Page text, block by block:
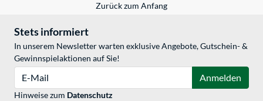
Zurück zum Anfang
Stets informiert
In unserem Newsletter warten exklusive Angebote, Gutschein- &
Gewinnspielaktionen auf Sie!
Anmelden
Hinweise zum Datenschutz